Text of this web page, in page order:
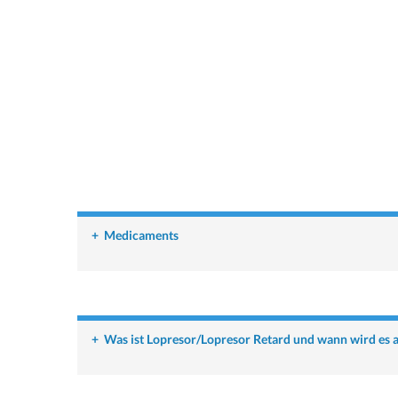
+ Medicaments
+ Was ist Lopresor/Lopresor Retard und wann wird es